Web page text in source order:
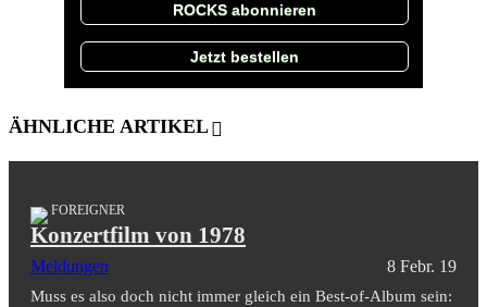
ROCKS abonnieren
Jetzt bestellen
ÄHNLICHE ARTIKEL
FOREIGNER
Konzertfilm von 1978
Meldungen 8 Febr. 19
Muss es also doch nicht immer gleich ein Best-of-Album sein: